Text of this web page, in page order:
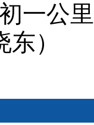
一公
）